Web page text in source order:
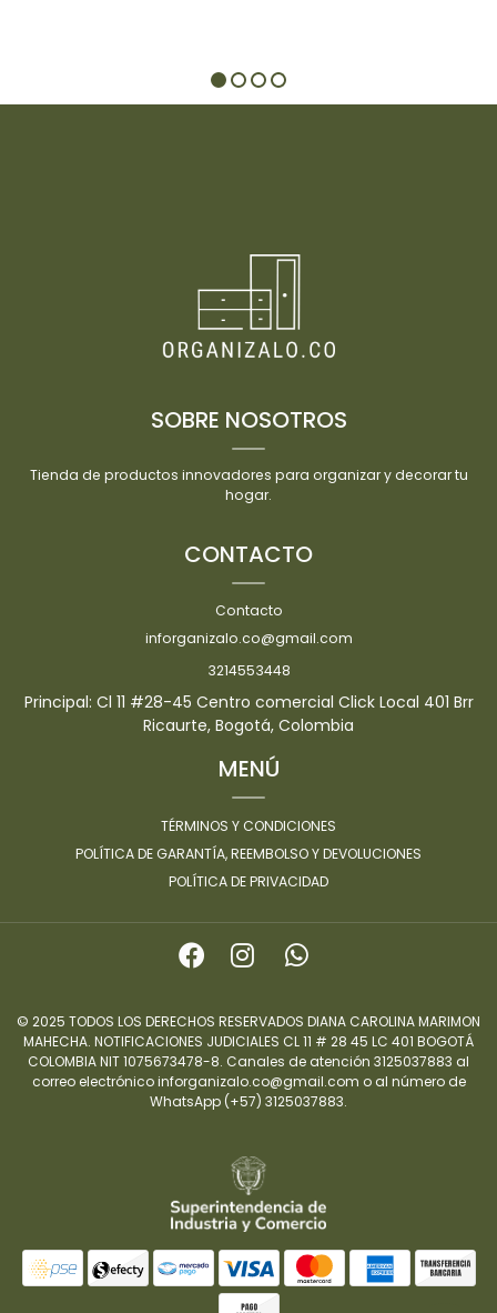
SOBRE NOSOTROS
Tienda de productos innovadores para organizar y decorar tu
hogar.
CONTACTO
Contacto
inforganizalo.co@gmail.com
3214553448
Principal: Cl 11 #28-45 Centro comercial Click Local 401 Brr
Ricaurte, Bogotá, Colombia
MENÚ
TÉRMINOS Y CONDICIONES
POLÍTICA DE GARANTÍA, REEMBOLSO Y DEVOLUCIONES
POLÍTICA DE PRIVACIDAD
© 2025 TODOS LOS DERECHOS RESERVADOS DIANA CAROLINA MARIMON
MAHECHA. NOTIFICACIONES JUDICIALES CL 11 # 28 45 LC 401 BOGOTÁ
COLOMBIA NIT 1075673478-8. Canales de atención 3125037883 al
correo electrónico inforganizalo.co@gmail.com o al número de
WhatsApp (+57) 3125037883.